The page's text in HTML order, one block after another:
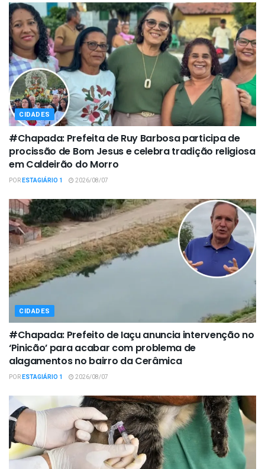
CIDADES
#Chapada: Prefeita de Ruy Barbosa participa de
procissão de Bom Jesus e celebra tradição religiosa
em Caldeirão do Morro
PORESTAGIÁRIO 1 2026/08/07
CIDADES
#Chapada: Prefeito de Iaçu anuncia intervenção no
‘Pinicão’ para acabar com problema de
alagamentos no bairro da Cerâmica
PORESTAGIÁRIO 1 2026/08/07